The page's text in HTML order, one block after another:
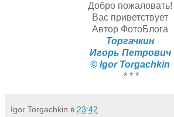
Добро пожаловать!
Вас приветствует
Автор ФотоБлога
Торгачкин
Игорь Петрович
© Igor Torgachkin
* * *
Igor Torgachkin в 23:42